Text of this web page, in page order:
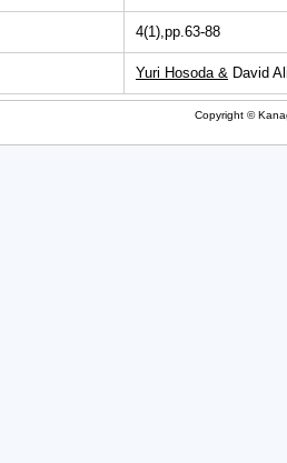
4(1),pp.63-88
Yuri Hosoda & David
Copyright ©